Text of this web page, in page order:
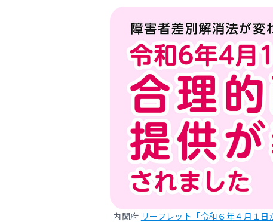
内閣府 リーフレット「令和６年４月１日